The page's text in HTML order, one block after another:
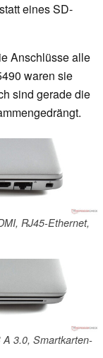
eines SD-
Anschlüsse alle
waren sie
sind gerade die
RJ45-Ethernet,
A 3.0, Smartkarten-